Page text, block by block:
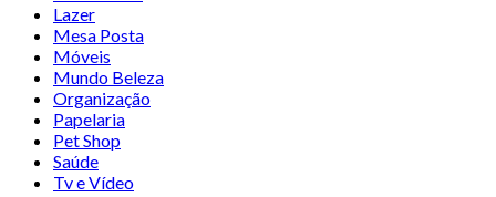
Lazer
Mesa Posta
Móveis
Mundo Beleza
Organização
Papelaria
Pet Shop
Saúde
Tv e Vídeo